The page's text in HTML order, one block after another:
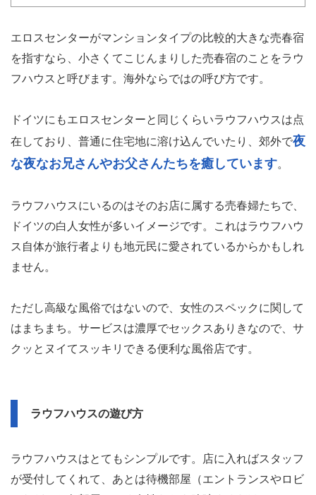
エロスセンターがマンションタイプの比較的大きな売春宿
を指すなら、小さくてこじんまりした売春宿のことをラウ
フハウスと呼びます。海外ならではの呼び方です。
ドイツにもエロスセンターと同じくらいラウフハウスは点
在しており、普通に住宅地に溶け込んでいたり、郊外で夜
な夜なお兄さんやお父さんたちを癒しています。
ラウフハウスにいるのはそのお店に属する売春婦たちで、
ドイツの白人女性が多いイメージです。これはラウフハウ
ス自体が旅行者よりも地元民に愛されているからかもしれ
ません。
ただし高級な風俗ではないので、女性のスペックに関して
はまちまち。サービスは濃厚でセックスありきなので、サ
クッとヌイてスッキリできる便利な風俗店です。
ラウフハウスの遊び方
ラウフハウスはとてもシンプルです。店に入ればスタッフ
が受付してくれて、あとは待機部屋（エントランスやロビ